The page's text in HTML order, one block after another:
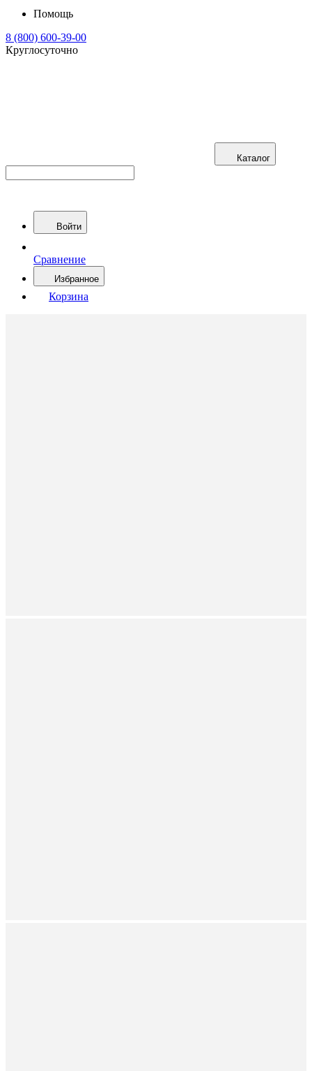
Помощь
8 (800) 600-39-00
Круглосуточно
Каталог
Войти
Сравнение
Избранное
Корзина